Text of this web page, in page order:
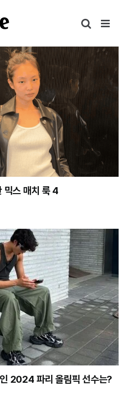
믹스 매치 룩 4
2024 파리 올림픽 선수는?